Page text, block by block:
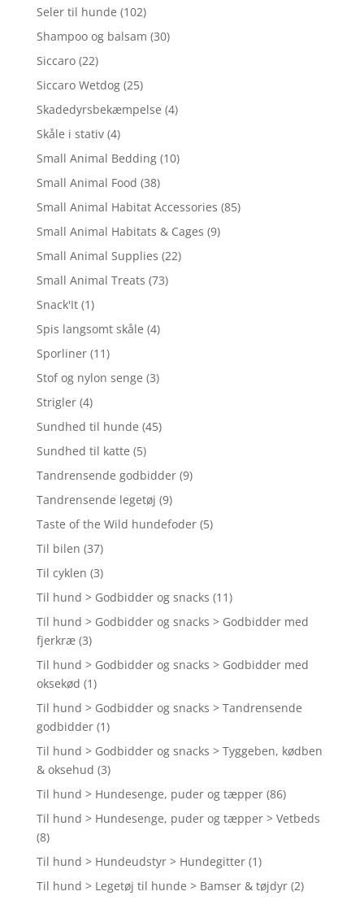
Seler til hunde (102)
Shampoo og balsam (30)
Siccaro (22)
Siccaro Wetdog (25)
Skadedyrsbekæmpelse (4)
Skåle i stativ (4)
Small Animal Bedding (10)
Small Animal Food (38)
Small Animal Habitat Accessories (85)
Small Animal Habitats & Cages (9)
Small Animal Supplies (22)
Small Animal Treats (73)
Snack'It (1)
Spis langsomt skåle (4)
Sporliner (11)
Stof og nylon senge (3)
Strigler (4)
Sundhed til hunde (45)
Sundhed til katte (5)
Tandrensende godbidder (9)
Tandrensende legetøj (9)
Taste of the Wild hundefoder (5)
Til bilen (37)
Til cyklen (3)
Til hund > Godbidder og snacks (11)
Til hund > Godbidder og snacks > Godbidder med
fjerkræ (3)
Til hund > Godbidder og snacks > Godbidder med
oksekød (1)
Til hund > Godbidder og snacks > Tandrensende
godbidder (1)
Til hund > Godbidder og snacks > Tyggeben, kødben
& oksehud (3)
Til hund > Hundesenge, puder og tæpper (86)
Til hund > Hundesenge, puder og tæpper > Vetbeds
(8)
Til hund > Hundeudstyr > Hundegitter (1)
Til hund > Legetøj til hunde > Bamser & tøjdyr (2)